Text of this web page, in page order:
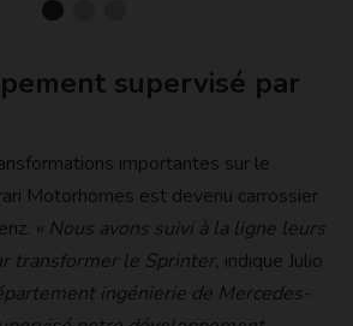
supervisé par
importantes sur le
Motorhomes est devenu carrossier
« Nous avons suivi à la ligne leurs
transformer le Sprinter, indique Julio
ingénierie de Mercedes-